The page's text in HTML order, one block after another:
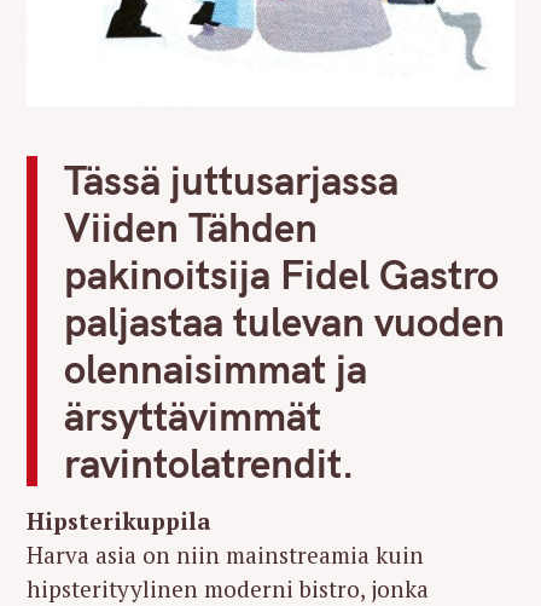
Tässä juttusarjassa
Viiden Tähden
pakinoitsija Fidel Gastro
paljastaa tulevan vuoden
olennaisimmat ja
ärsyttävimmät
ravintolatrendit.
Hipsterikuppila
Harva asia on niin mainstreamia kuin
hipsterityylinen moderni bistro, jonka